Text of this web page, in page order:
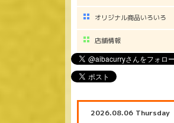
オリジナル商品いろいろ
店舗情報
2026.08.06 Thursday